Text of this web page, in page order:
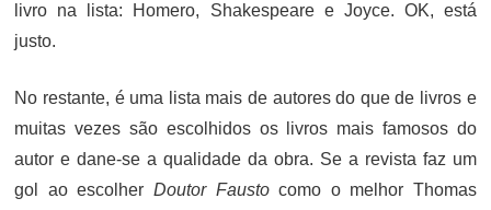
livro na lista: Homero, Shakespeare e Joyce. OK, está
justo.
No restante, é uma lista mais de autores do que de livros e
muitas vezes são escolhidos os livros mais famosos do
autor e dane-se a qualidade da obra. Se a revista faz um
gol ao escolher Doutor Faustocomo o melhor Thomas